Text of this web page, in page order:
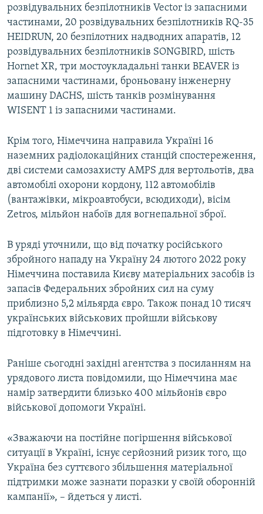
розвідувальних безпілотників Vector із запасними
частинами, 20 розвідувальних безпілотників RQ-35
HEIDRUN, 20 безпілотних надводних апаратів, 12
розвідувальних безпілотників SONGBIRD, шість
Hornet XR, три мостоукладальні танки BEAVER із
запасними частинами, броньовану інженерну
машину DACHS, шість танків розмінування
WISENT 1 із запасними частинами.
Крім того, Німеччина направила Україні 16
наземних радіолокаційних станцій спостереження,
дві системи самозахисту AMPS для вертольотів, два
автомобілі охорони кордону, 112 автомобілів
(вантажівки, мікроавтобуси, всюдиходи), вісім
Zetros, мільйон набоїв для вогнепальної зброї.
В уряді уточнили, що від початку російського
збройного нападу на Україну 24 лютого 2022 року
Німеччина поставила Києву матеріальних засобів із
запасів Федеральних збройних сил на суму
приблизно 5,2 мільярда євро. Також понад 10 тисяч
українських військових пройшли військову
підготовку в Німеччині.
Раніше сьогодні західні агентства з посиланням на
урядового листа повідомили, що Німеччина має
намір затвердити близько 400 мільйонів євро
військової допомоги Україні.
«Зважаючи на постійне погіршення військової
ситуації в Україні, існує серйозний ризик того, що
Україна без суттєвого збільшення матеріальної
підтримки може зазнати поразки у своїй оборонній
кампанії», – йдеться у листі.